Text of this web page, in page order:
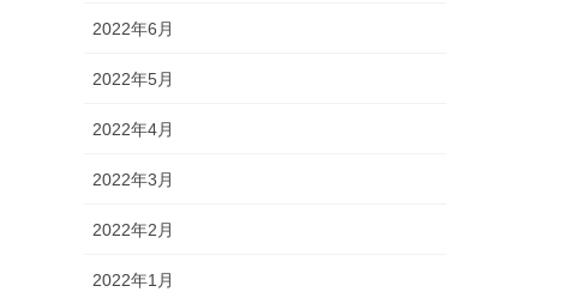
2022年6月
2022年5月
2022年4月
2022年3月
2022年2月
2022年1月